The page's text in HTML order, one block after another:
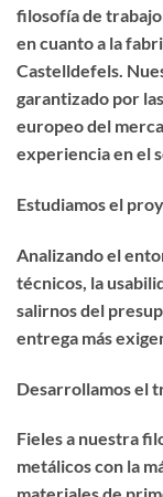
filosofía de
en cuanto a la
Castelldefels.
garantizado por
europeo del
experiencia en el
Estudiamos el
Analizando el
técnicos, la
salirnos del
entrega más
Desarrollamos el
Fieles a nuestra
metálicos con la